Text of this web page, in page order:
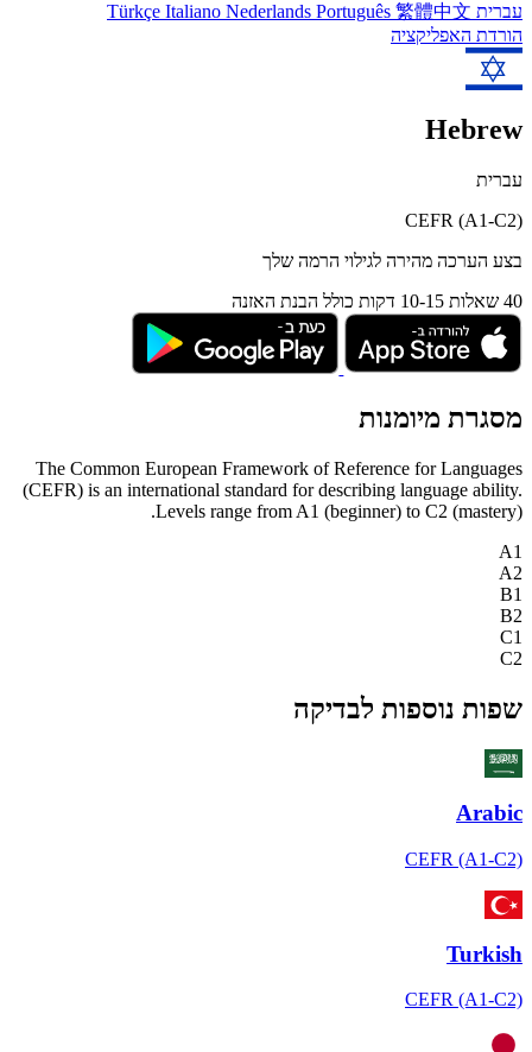
עברית
Türkçe Italiano Nederlands Português 繁體中文
הורדת האפליקציה
Hebrew
עברית
CEFR (A1-C2)
בצע הערכה מהירה לגילוי הרמה שלך
40 שאלות
10-15 דקות כולל הבנת האזנה
מסגרת מיומנות
The Common European Framework of Reference for Languages
(CEFR) is an international standard for describing language ability.
Levels range from A1 (beginner) to C2 (mastery).
A1
A2
B1
B2
C1
C2
שפות נוספות לבדיקה
Arabic
CEFR (A1-C2)
Turkish
CEFR (A1-C2)